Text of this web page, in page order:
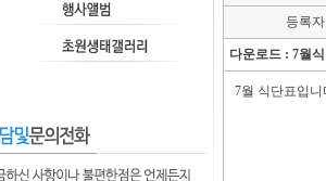
등록자
다운로드 : 7월
7월 식단표입니